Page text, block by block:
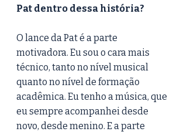
Pat dentro dessa história?
O lance da Pat é a parte
motivadora. Eu sou o cara mais
técnico, tanto no nível musical
quanto no nível de formação
acadêmica. Eu tenho a música, que
eu sempre acompanhei desde
novo, desde menino. E a parte